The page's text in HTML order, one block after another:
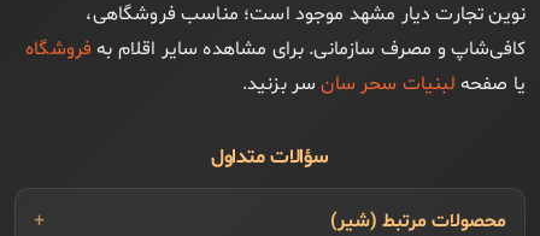
نوین تجارت دیار مشهد موجود است؛ مناسب فروشگاهی،
کافی‌شاپ و مصرف سازمانی. برای مشاهده سایر اقلام به فروشگاه
یا صفحه لبنیات سحر سانسر بزنید.
سؤالات متداول
محصولات مرتبط (شیر)